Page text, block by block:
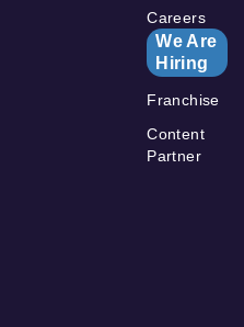
Careers
We Are
Hiring
Franchise
Content
Partner